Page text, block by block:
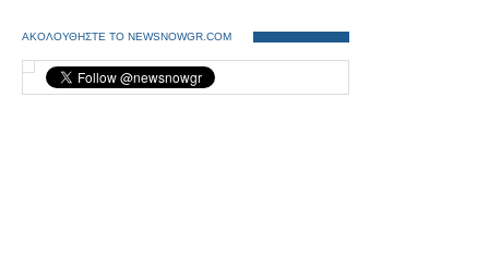
ΑΚΟΛΟΥΘΗΣΤΕ ΤΟ NEWSNOWGR.COM